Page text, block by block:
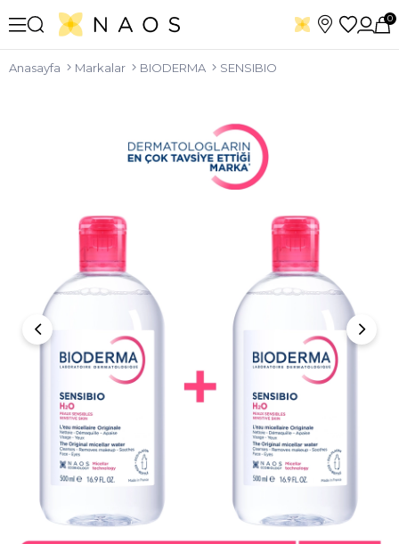
0
Anasayfa Markalar BIODERMA SENSIBIO